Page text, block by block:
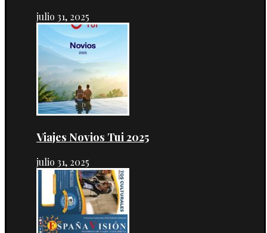
julio 31, 2025
Viajes Novios Tui 2025
julio 31, 2025